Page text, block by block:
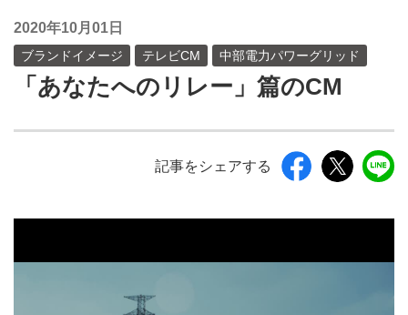
2020年10月01日
ブランドイメージ テレビCM 中部電力パワーグリッド
「あなたへのリレー」篇のCM
記事をシェアする